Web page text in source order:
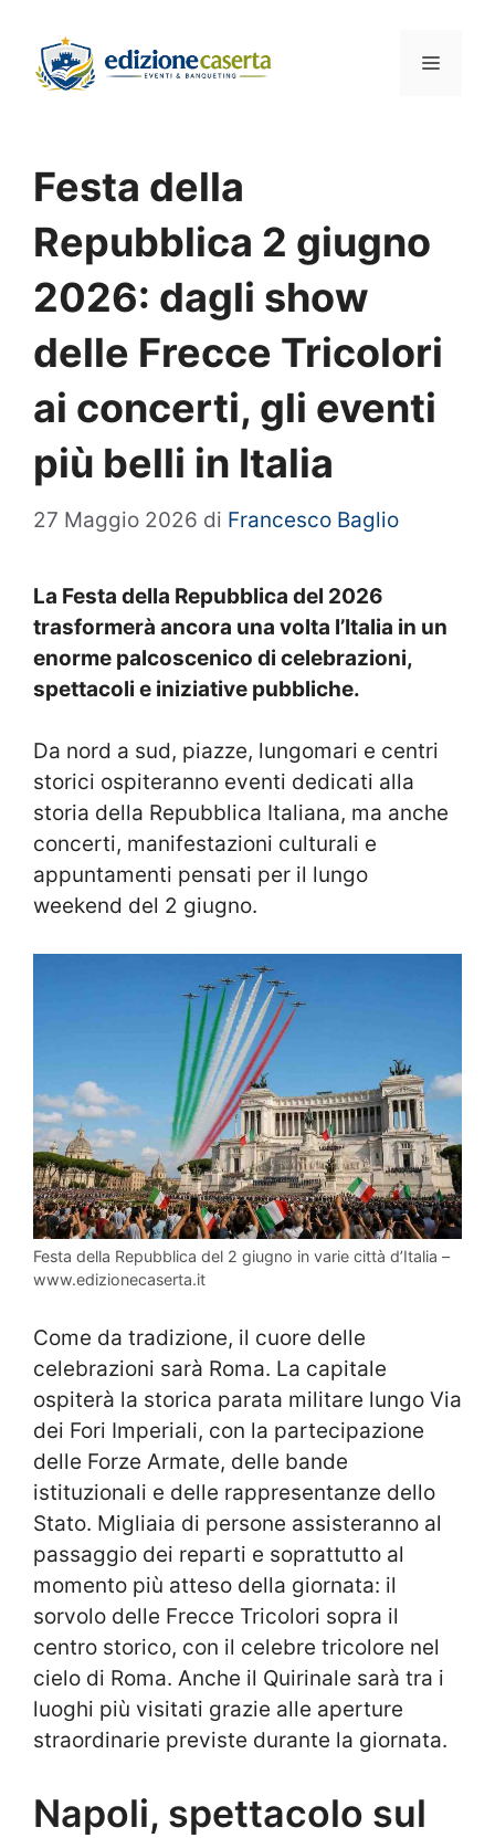
contenuto
Menu
Festa della
Repubblica 2 giugno
2026: dagli show
delle Frecce Tricolori
ai concerti, gli eventi
più belli in Italia
27 Maggio 2026 di Francesco Baglio
La Festa della Repubblica del 2026
trasformerà ancora una volta l’Italia in un
enorme palcoscenico di celebrazioni,
spettacoli e iniziative pubbliche.
Da nord a sud, piazze, lungomari e centri
storici ospiteranno eventi dedicati alla
storia della Repubblica Italiana, ma anche
concerti, manifestazioni culturali e
appuntamenti pensati per il lungo
weekend del 2 giugno.
Festa della Repubblica del 2 giugno in varie città d’Italia –
www.edizionecaserta.it
Come da tradizione, il cuore delle
celebrazioni sarà Roma. La capitale
ospiterà la storica parata militare lungo Via
dei Fori Imperiali, con la partecipazione
delle Forze Armate, delle bande
istituzionali e delle rappresentanze dello
Stato. Migliaia di persone assisteranno al
passaggio dei reparti e soprattutto al
momento più atteso della giornata: il
sorvolo delle Frecce Tricolori sopra il
centro storico, con il celebre tricolore nel
cielo di Roma. Anche il Quirinale sarà tra i
luoghi più visitati grazie alle aperture
straordinarie previste durante la giornata.
Napoli, spettacolo sul